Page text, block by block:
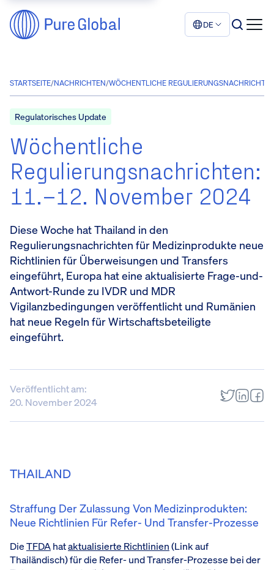
DE
STARTSEITE/NACHRICHTEN/WÖCHENTLICHE
Regulatorisches Update
Wöchentliche
Regulierungsnachrichten:
11.–12. November 2024
Diese Woche hat Thailand in den
Regulierungsnachrichten für Medizinprodukte neue
Richtlinien für Überweisungen und Transfers
eingeführt, Europa hat eine aktualisierte Frage-und-
Antwort-Runde zu IVDR und MDR
Vigilanzbedingungen veröffentlicht und Rumänien
hat neue Regeln für Wirtschaftsbeteiligte
eingeführt.
Veröffentlicht am:
20. November 2024
THAILAND
Straffung Der Zulassung Von Medizinprodukten:
Neue Richtlinien Für Refer- Und Transfer-Prozesse
DieTFDAhataktualisierte Richtlinien(Link auf
Thailändisch) für die Refer- und Transfer-Prozesse bei der